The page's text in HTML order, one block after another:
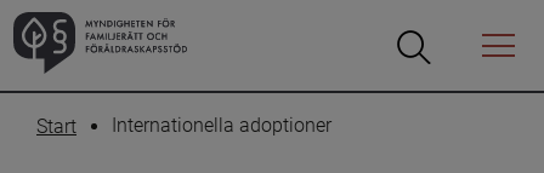
Öppna
Öppna
Menyn
Start Internationella adoptioner